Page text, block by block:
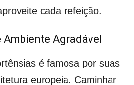
cada refeição.
Ambiente Agradável
é famosa por suas
europeia. Caminhar